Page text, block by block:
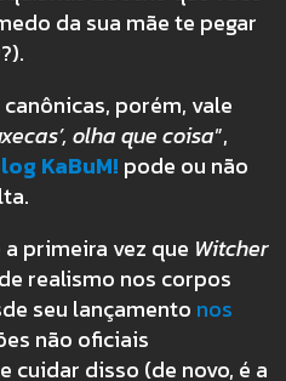
da sua mãe te pegar
?).
porém, vale
olha que coisa”,
KaBuM! pode ou não
primeira vez que Witcher
realismo nos corpos
seu lançamento nos
não oficiais
cuidar disso (de novo, é a